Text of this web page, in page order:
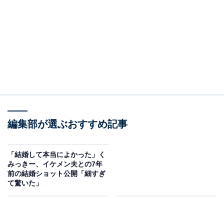
編集部が選ぶおすすめ記事
「結婚して本当によかった」く
みっきー、イケメン夫との7年
前の結婚ショット公開「細すぎ
て驚いた」